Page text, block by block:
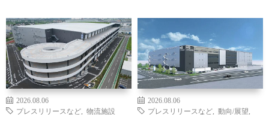
2026.08.06
プレスリリースなど
物流施設
2026.08.06
プレスリリースなど
動向/展望